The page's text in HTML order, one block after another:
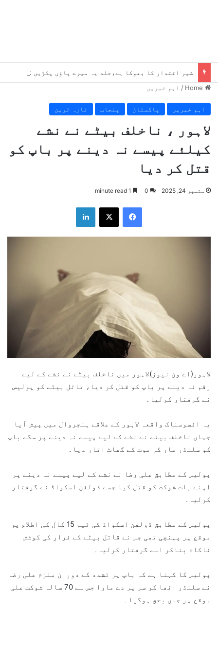
/ اہم خبریں
اہم خبریں پاکستان پنجاب تازہ ترین
لاہور ، ناخلف بیٹے نے نشے
کیلئے پیسے نہ دینے پر باپ کو
قتل کر دیا
ستمبر 24, 2025 0
لاہور(اے ون نیوز)لاہور میں ناخلف بیٹے نے نشے کے لیے
رقم نہ دینے پر باپ کو قتل کر دیا، قاتل بیٹے کو پولیس
نے گرفتار کرلیا۔
یہ افسوسناک واقعہ لاہور کے علاقے ہنجروال میں پیش آیا
جہاں ناخلف بیٹے نے نشے کے لیے پیسے نہ دینے پر سگے باپ
کو سلنڈر مار کر موت کے گھاٹ اتار دیا۔
پولیس کے مطابق علی رضا نے نشے کے لیے پیسے نہ دینے پر
اپنے بات شوکت کو قتل کیا جسے ڈولفن اسکواڈ نے گرفتار
کرلیا۔
پولیس کے مطابق ڈولفن اسکواڈ کی ٹیم 15 کال کی اطلاع پر
موقع پر پہنچی تھی جس نے قاتل بیٹے کے فرار کی کوشش
ناکام بناکر اسے گرفتار کرلیا۔
پولیس کا کہنا ہے کہ باپ پر تشدد کے دوران ملزم علی رضا
نے سلنڈر اٹھا کر سر پر دے مارا جس سے 70 سالہ شوکت علی
موقع پر جاں بحق ہوگیا۔